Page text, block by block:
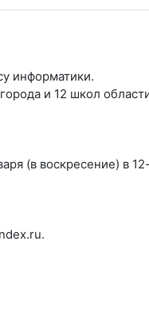
информатики.
и 12 школ
(в воскресение) в